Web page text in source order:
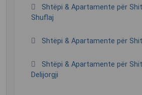
Shtëpi & Apartamente për
Shuflaj
Shtëpi & Apartamente për
Shtëpi & Apartamente për
Delijorgji